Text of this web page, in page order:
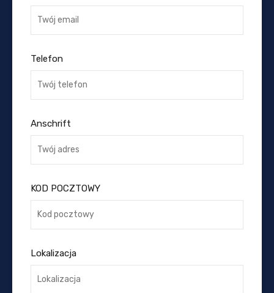
Telefon
Anschrift
KOD POCZTOWY
Lokalizacja